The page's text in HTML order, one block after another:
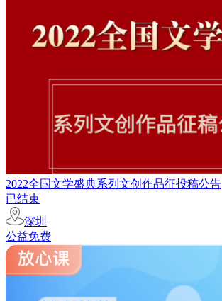
2022全国文学盛典系列文创作品征投稿公告
已结束
深圳
公益免费